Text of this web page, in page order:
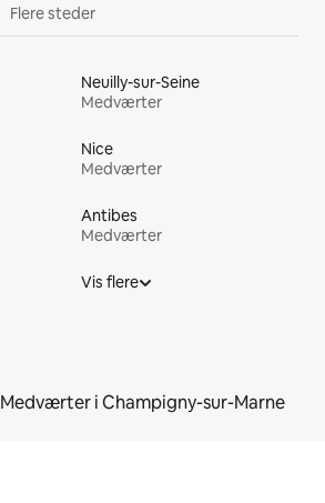
Flere steder
Neuilly-sur-Seine
Medværter
Nice
Medværter
Antibes
Medværter
Vis flere
Medværter i Champigny-sur-Marne